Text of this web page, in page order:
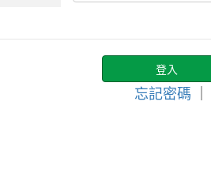
忘記密碼 ｜